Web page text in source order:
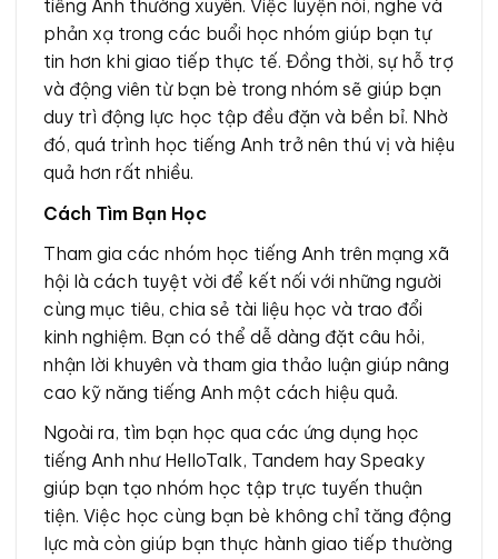
tiếng Anh thường xuyên. Việc luyện nói, nghe và
phản xạ trong các buổi học nhóm giúp bạn tự
tin hơn khi giao tiếp thực tế. Đồng thời, sự hỗ trợ
và động viên từ bạn bè trong nhóm sẽ giúp bạn
duy trì động lực học tập đều đặn và bền bỉ. Nhờ
đó, quá trình học tiếng Anh trở nên thú vị và hiệu
quả hơn rất nhiều.
Cách Tìm Bạn Học
Tham gia các nhóm học tiếng Anh trên mạng xã
hội là cách tuyệt vời để kết nối với những người
cùng mục tiêu, chia sẻ tài liệu học và trao đổi
kinh nghiệm. Bạn có thể dễ dàng đặt câu hỏi,
nhận lời khuyên và tham gia thảo luận giúp nâng
cao kỹ năng tiếng Anh một cách hiệu quả.
Ngoài ra, tìm bạn học qua các ứng dụng học
tiếng Anh như HelloTalk, Tandem hay Speaky
giúp bạn tạo nhóm học tập trực tuyến thuận
tiện. Việc học cùng bạn bè không chỉ tăng động
lực mà còn giúp bạn thực hành giao tiếp thường